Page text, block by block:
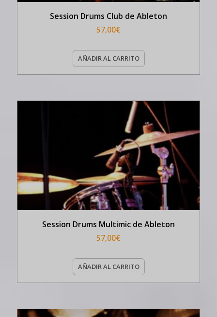
Session Drums Club de Ableton
57,00€
AÑADIR AL CARRITO
Session Drums Multimic de Ableton
57,00€
AÑADIR AL CARRITO